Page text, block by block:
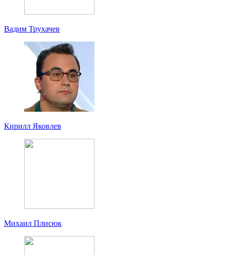
Вадим Трухачев
Кирилл Яковлев
Михаил Плисюк